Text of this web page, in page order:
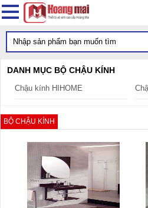
DANH MỤC BỘ CHẬU KÍNH
Chậu kính HIHOME
BỘ CHẬU KÍNH